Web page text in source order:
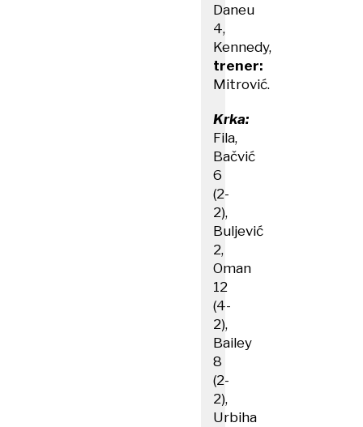
Daneu
4,
Kennedy,
trener:
Mitrović.
Krka:
Fila,
Bačvić
6
(2-
2),
Buljević
2,
Oman
12
(4-
2),
Bailey
8
(2-
2),
Urbiha